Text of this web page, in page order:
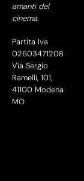
amanti del
cinema.
Partita Iva
02603471208
Via Sergio
Ramelli, 101,
41100 Modena
MO